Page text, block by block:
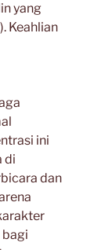
yang
Keahlian
ini
di
dan
bagi